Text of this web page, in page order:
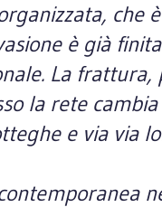
che
è già
La
la rete
e via via